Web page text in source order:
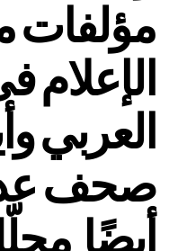
مؤلفات
الإعلام
العربي
صحف
أيضًا